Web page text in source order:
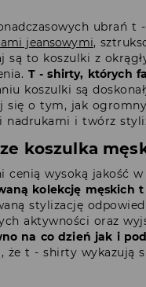
ubrań t
jeansowymi,
są to koszulki z
T - shirty, których
koszulki są
się o tym, jak
nadrukami i twórz
koszulka
cenią wysoką jakość
kolekcję męskich
stylizację
aktywności oraz
na co dzień jak i
że t - shirty wykazują